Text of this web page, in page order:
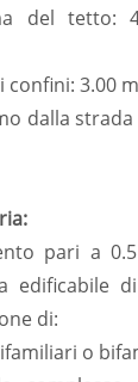
del tetto:
confini: 3.00 m
dalla strada
pari a
edificabile
di:
o